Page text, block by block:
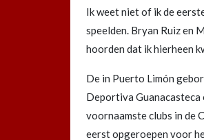
Ik weet niet of ik de
speelden. Bryan Ruiz en
hoorden dat ik hierheen
De in Puerto Limón
Deportiva Guanacasteca
voornaamste clubs in de
eerst opgeroepen voor